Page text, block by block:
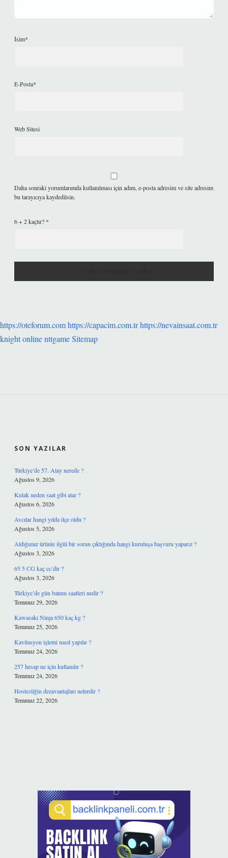
İsim*
E-Posta*
Web Sitesi
Daha sonraki yorumlarımda kullanılması için adım, e-posta adresim ve site adresim
bu tarayıcıya kaydedilsin.
6 + 2 kaçtır? *
https://oteforum.comhttps://capacim.com.trhttps://nevainsaat.com.tr
knight onlinenttgameSitemap
SON YAZILAR
Türkiye’de 57. Alay nerede ?
Ağustos 9, 2026
Kulak neden saat gibi atar ?
Ağustos 6, 2026
Avcılar hangi yılda ilçe oldu ?
Ağustos 5, 2026
Aldığımız ürünle ilgili bir sorun çıktığında hangi kuruluşa başvuru yaparız ?
Ağustos 3, 2026
65 5 CG kaç cc’dir ?
Ağustos 3, 2026
Türkiye’de gün batımı saatleri nedir ?
Temmuz 29, 2026
Kawasaki Ninja 650 kaç kg ?
Temmuz 25, 2026
Kavitasyon işlemi nasıl yapılır ?
Temmuz 24, 2026
257 hesap ne için kullanılır ?
Temmuz 24, 2026
Hostesliğin dezavantajları nelerdir ?
Temmuz 22, 2026